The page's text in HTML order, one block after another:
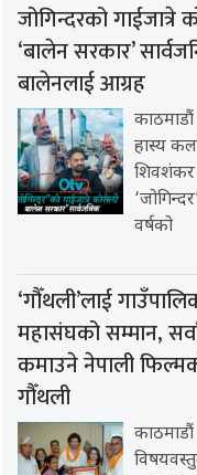
जोगिन्दरको गाईजात्रे
‘बालेन सरकार’
बालेनलाई आग्रह
हास्य
शिवशंकर
वर्षको
‘गौँथली’लाई
महासंघको सम्मान,
कमाउने नेपाली
गौँथली